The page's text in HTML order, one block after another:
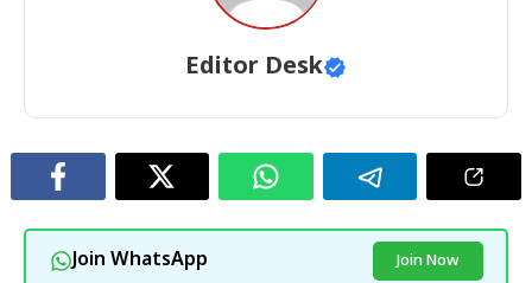
Editor Desk
Join WhatsApp Join Now